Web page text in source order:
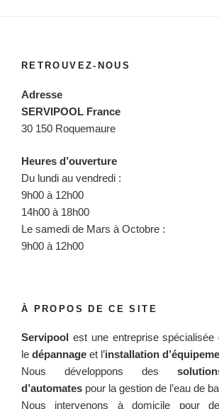
RETROUVEZ-NOUS
Adresse
SERVIPOOL France
30 150 Roquemaure
Heures d’ouverture
Du lundi au vendredi :
9h00 à 12h00
14h00 à 18h00
Le samedi de Mars à Octobre :
9h00 à 12h00
À PROPOS DE CE SITE
Servipool est une entreprise spécialisée
le dépannage et l’installation
Nous développons des
d’automates pour la gestion de l’eau de
Nous intervenons à domicile pour